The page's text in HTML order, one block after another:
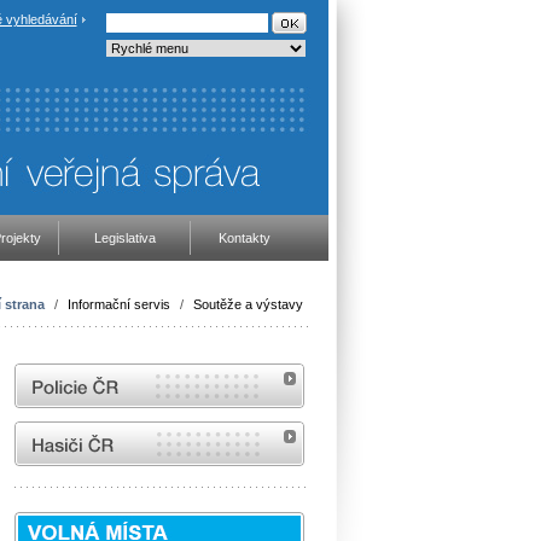
vyhledávání
Legislativa Kontakty
strana / Informační servis / Soutěže a výstavy
internetové stránky Policie ČR
internetové stránky Hasiči ČR